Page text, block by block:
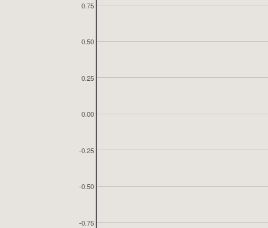
-0.75
-0.50
-0.25
0.00
0.25
0.50
0.75